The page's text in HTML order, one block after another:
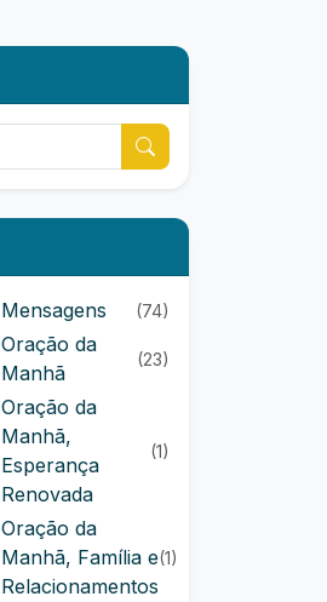
Mensagens (74)
Oração da
Manhã
(23)
Oração da
Manhã,
Esperança
Renovada
(1)
Oração da
Manhã, Família e
Relacionamentos
(1)